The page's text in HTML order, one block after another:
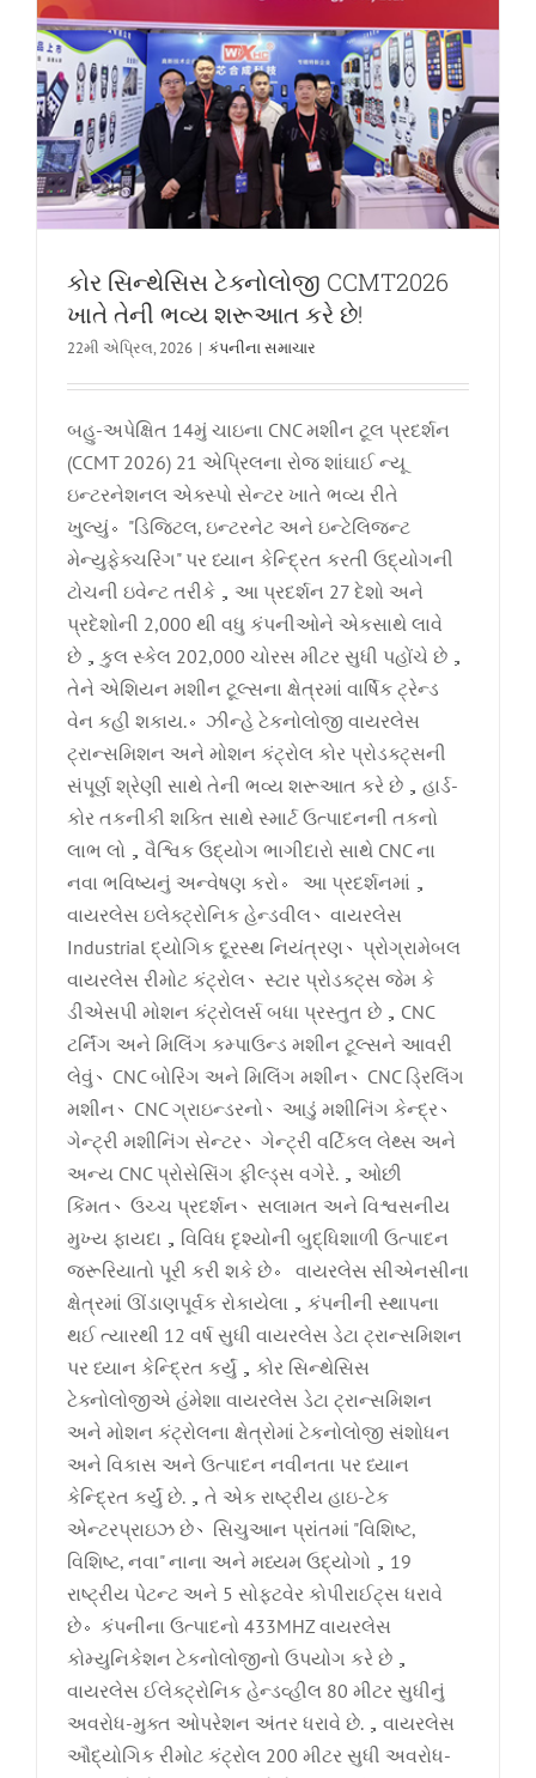
નોટિસ
કોર સિન્થેસિસ ટેક્નોલોજી CCMT2026
ખાતે તેની ભવ્ય શરૂઆત કરે છે!
22મી એપ્રિલ, 2026 | કંપનીના સમાચાર
બહુ-અપેક્ષિત 14મું ચાઇના CNC મશીન ટૂલ પ્રદર્શન
(CCMT 2026) 21 એપ્રિલના રોજ શાંઘાઈ ન્યૂ
ઇન્ટરનેશનલ એક્સ્પો સેન્ટર ખાતે ભવ્ય રીતે
ખુલ્યું。"ડિજિટલ, ઇન્ટરનેટ અને ઇન્ટેલિજન્ટ
મેન્યુફેક્ચરિંગ" પર ધ્યાન કેન્દ્રિત કરતી ઉદ્યોગની
ટોચની ઇવેન્ટ તરીકે，આ પ્રદર્શન 27 દેશો અને
પ્રદેશોની 2,000 થી વધુ કંપનીઓને એકસાથે લાવે
છે，કુલ સ્કેલ 202,000 ચોરસ મીટર સુધી પહોંચે છે，
તેને એશિયન મશીન ટૂલ્સના ક્ષેત્રમાં વાર્ષિક ટ્રેન્ડ
વેન કહી શકાય.。ઝીન્હે ટેકનોલોજી વાયરલેસ
ટ્રાન્સમિશન અને મોશન કંટ્રોલ કોર પ્રોડક્ટ્સની
સંપૂર્ણ શ્રેણી સાથે તેની ભવ્ય શરૂઆત કરે છે，હાર્ડ-
કોર તકનીકી શક્તિ સાથે સ્માર્ટ ઉત્પાદનની તકનો
લાભ લો，વૈશ્વિક ઉદ્યોગ ભાગીદારો સાથે CNC ના
નવા ભવિષ્યનું અન્વેષણ કરો。 આ પ્રદર્શનમાં，
વાયરલેસ ઇલેક્ટ્રોનિક હેન્ડવીલ、વાયરલેસ
Industrial દ્યોગિક દૂરસ્થ નિયંત્રણ、પ્રોગ્રામેબલ
વાયરલેસ રીમોટ કંટ્રોલ、સ્ટાર પ્રોડક્ટ્સ જેમ કે
ડીએસપી મોશન કંટ્રોલર્સ બધા પ્રસ્તુત છે，CNC
ટર્નિંગ અને મિલિંગ કમ્પાઉન્ડ મશીન ટૂલ્સને આવરી
લેવું、CNC બોરિંગ અને મિલિંગ મશીન、CNC ડ્રિલિંગ
મશીન、CNC ગ્રાઇન્ડરનો、આડું મશીનિંગ કેન્દ્ર、
ગેન્ટ્રી મશીનિંગ સેન્ટર、ગેન્ટ્રી વર્ટિકલ લેથ્સ અને
અન્ય CNC પ્રોસેસિંગ ફીલ્ડ્સ વગેરે.，ઓછી
કિંમત、ઉચ્ચ પ્રદર્શન、સલામત અને વિશ્વસનીય
મુખ્ય ફાયદા，વિવિધ દૃશ્યોની બુદ્ધિશાળી ઉત્પાદન
જરૂરિયાતો પૂરી કરી શકે છે。 વાયરલેસ સીએનસીના
ક્ષેત્રમાં ઊંડાણપૂર્વક રોકાયેલા，કંપનીની સ્થાપના
થઈ ત્યારથી 12 વર્ષ સુધી વાયરલેસ ડેટા ટ્રાન્સમિશન
પર ધ્યાન કેન્દ્રિત કર્યું，કોર સિન્થેસિસ
ટેક્નોલોજીએ હંમેશા વાયરલેસ ડેટા ટ્રાન્સમિશન
અને મોશન કંટ્રોલના ક્ષેત્રોમાં ટેકનોલોજી સંશોધન
અને વિકાસ અને ઉત્પાદન નવીનતા પર ધ્યાન
કેન્દ્રિત કર્યું છે.，તે એક રાષ્ટ્રીય હાઇ-ટેક
એન્ટરપ્રાઇઝ છે、સિચુઆન પ્રાંતમાં "વિશિષ્ટ,
વિશિષ્ટ, નવા" નાના અને મધ્યમ ઉદ્યોગો，19
રાષ્ટ્રીય પેટન્ટ અને 5 સોફ્ટવેર કોપીરાઈટ્સ ધરાવે
છે。કંપનીના ઉત્પાદનો 433MHZ વાયરલેસ
કોમ્યુનિકેશન ટેકનોલોજીનો ઉપયોગ કરે છે，
વાયરલેસ ઈલેક્ટ્રોનિક હેન્ડવ્હીલ 80 મીટર સુધીનું
અવરોધ-મુક્ત ઓપરેશન અંતર ધરાવે છે.，વાયરલેસ
ઔદ્યોગિક રીમોટ કંટ્રોલ 200 મીટર સુધી અવરોધ-